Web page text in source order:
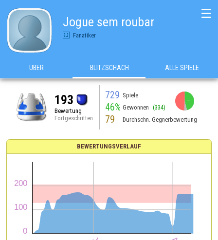
Jogue sem roubar
Fanatiker
☰
ÜBER BLITZSCHACH ALLE SPIELE
193
Bewertung
Fortgeschritten
729 Spiele
46% Gewonnen (334)
79 Durchschn. Gegnerbewertung
BEWERTUNGSVERLAUF